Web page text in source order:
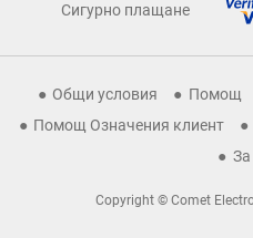
Сигурно плащане
Общи условия Помощ
Помощ Означения клиент
За
Copyright © Comet